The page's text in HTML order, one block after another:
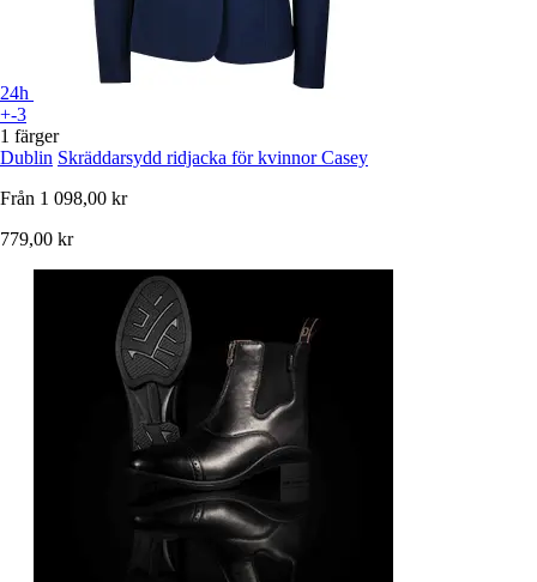
24h
+-3
1 färger
Dublin Skräddarsydd ridjacka för kvinnor Casey
Från 1 098,00 kr
779,00 kr